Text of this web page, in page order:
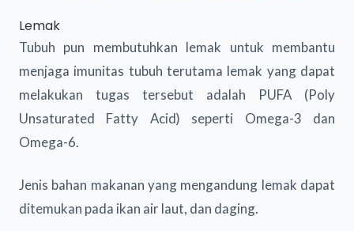
Lemak
Tubuh pun membutuhkan lemak untuk membantu
menjaga imunitas tubuh terutama lemak yang dapat
melakukan tugas tersebut adalah PUFA (Poly
Unsaturated Fatty Acid) seperti Omega-3 dan
Omega-6.
Jenis bahan makanan yang mengandung lemak dapat
ditemukan pada ikan air laut, dan daging.